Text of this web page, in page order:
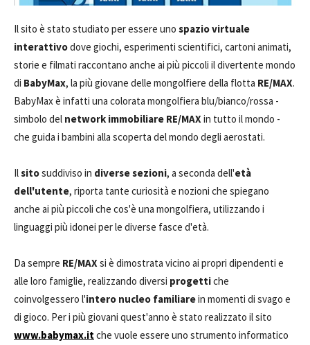
Il sito è stato studiato per essere uno spazio virtuale
interattivodove giochi, esperimenti scientifici, cartoni animati,
storie e filmati raccontano anche ai più piccoli il divertente mondo
di BabyMax, la più giovane delle mongolfiere della flotta RE/MAX.
BabyMax è infatti una colorata mongolfiera blu/bianco/rossa -
simbolo del network immobiliare RE/MAX in tutto il mondo -
che guida i bambini alla scoperta del mondo degli aerostati.
Ilsitosuddiviso in diverse sezioni, a seconda dell'età
dell'utente, riporta tante curiosità e nozioni che spiegano
anche ai più piccoli che cos'è una mongolfiera, utilizzando i
linguaggi più idonei per le diverse fasce d'età.
Da sempre RE/MAX si è dimostrata vicino ai propri dipendenti e
alle loro famiglie, realizzando diversi progettiche
coinvolgessero l'intero nucleo familiarein momenti di svago e
di gioco. Per i più giovani quest'anno è stato realizzato il sito
www.babymax.it che vuole essere uno strumento informatico